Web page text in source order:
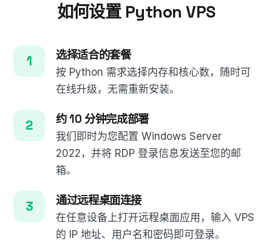
如何设置 Python VPS
选择适合的套餐
按 Python 需求选择内存和核心数，随时可
在线升级，无需重新安装。
约 10 分钟完成部署
我们即时为您配置 Windows Server
2022，并将 RDP 登录信息发送至您的邮
箱。
通过远程桌面连接
在任意设备上打开远程桌面应用，输入 VPS
的 IP 地址、用户名和密码即可登录。